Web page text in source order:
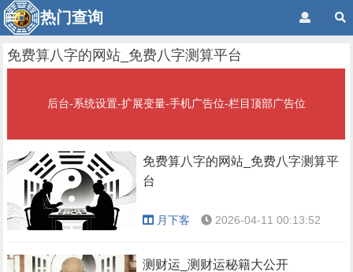
热门查询
免费算八字的网站_免费八字测算平台
后台-系统设置-扩展变量-手机广告位-栏目顶部广告位
免费算八字的网站_免费八字测算平
台
月下客 2026-04-11 00:13:52
测财运_测财运秘籍大公开